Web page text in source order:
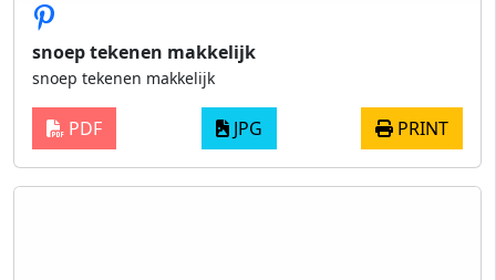
snoep tekenen makkelijk
snoep tekenen makkelijk
PDF JPG PRINT